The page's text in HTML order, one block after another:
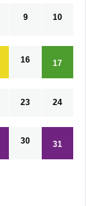
9 10
16 17
23 24
30 31